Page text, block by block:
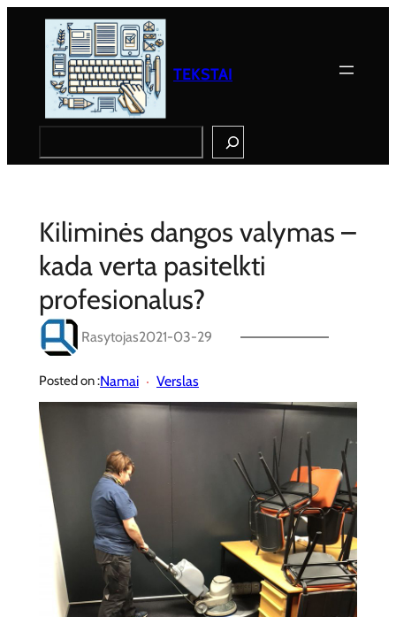
TEKSTAI
Kiliminės dangos valymas –
kada verta pasitelkti
profesionalus?
Rasytojas2021-03-29
Posted on :Namai Verslas